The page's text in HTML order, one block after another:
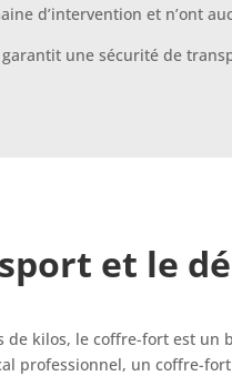
d’intervention et n’ont
une sécurité de
et le
de kilos, le coffre-fort est
professionnel, un coffre-